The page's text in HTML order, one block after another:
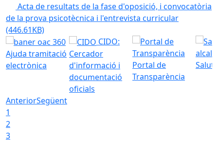
Acta de resultats de la fase d'oposició, i convocatòria
de la prova psicotècnica i l'entrevista curricular
(446.61KB)
Ajuda tramitació
electrònica
CIDO:
Cercador
d'informació i
documentació
oficials
Portal de
Transparència
AnteriorSegüent
1
2
3